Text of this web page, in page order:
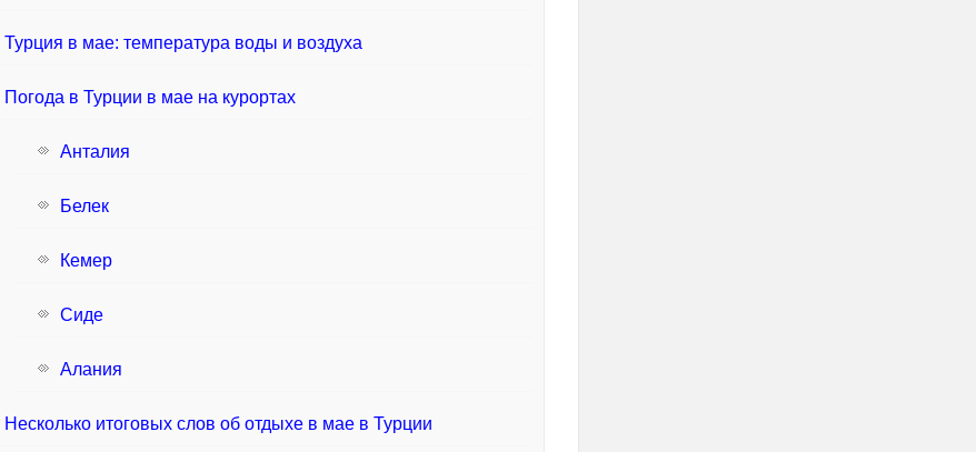
Турция в мае: температура воды и воздуха
Погода в Турции в мае на курортах
Анталия
Белек
Кемер
Сиде
Алания
Несколько итоговых слов об отдыхе в мае в Турции